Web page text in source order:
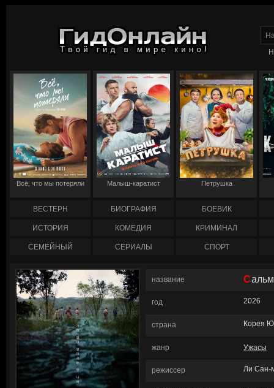
Всё, что мы потеряли Малыш-каратист Петрушка
ВЕСТЕРН БИОГРАФИЯ БОЕВИК
ИСТОРИЯ КОМЕДИЯ КРИМИНАЛ
СЕМЕЙНЫЙ СЕРИАЛЫ СПОРТ
название
год 2026
страна Корея
жанр Ужасы
режиссер Ли Сан-